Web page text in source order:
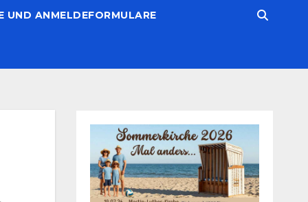
UND ANMELDEFORMULARE